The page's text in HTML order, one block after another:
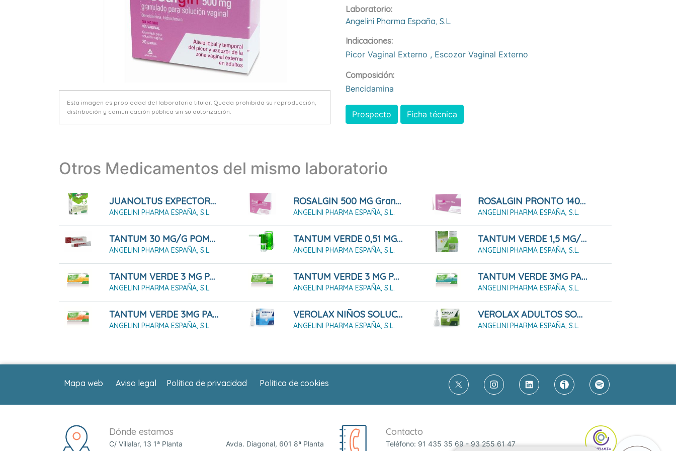
Esta imagen es propiedad del laboratorio titular. Queda prohibida su reproducción,
distribución y comunicación pública sin su autorización.
Laboratorio:
Angelini Pharma España, S.l.
Indicaciones:
Picor Vaginal Externo , Escozor Vaginal Externo
Composición:
Bencidamina
Prospecto Ficha técnica
Otros Medicamentos del mismo laboratorio
JUANOLTUS EXPECTORANTE JARABE, 100 ML
ANGELINI PHARMA ESPAÑA, S.L.
ROSALGIN 500 MG Granulado Para Solución Vaginal 10 SOBRES
ANGELINI PHARMA ESPAÑA, S.L.
ROSALGIN PRONTO 140 MG SOLUCIÓN VAGINAL 5 ENVASES UNIDOSIS DE 140 ML
ANGELINI PHARMA ESPAÑA, S.L.
TANTUM 30 MG/G POMADA 50 G
ANGELINI PHARMA ESPAÑA, S.L.
TANTUM VERDE 0,51 MG/PULSACIÓN SOLUCIÓN PARA PULVERIZACIÓN BUCAL
ANGELINI PHARMA ESPAÑA, S.L.
TANTUM VERDE 1,5 MG/ML SOLUCIÓN PARA ENJUAGE BUCAL Y GARGARISMOS, FRASCO DE 240 ML
ANGELINI PHARMA ESPAÑA, S.L.
TANTUM VERDE 3 MG PASTILLAS PARA CHUPAR SABOR LIMON, 20 PASTILLAS
ANGELINI PHARMA ESPAÑA, S.L.
TANTUM VERDE 3 MG PASTILLAS PARA CHUPAR SABOR MENTA , 20 PASTILLAS
ANGELINI PHARMA ESPAÑA, S.L.
TANTUM VERDE 3MG PASTILLAS PARA CHUPAR SABOR EUCALIPTO 20 PASTILLAS
ANGELINI PHARMA ESPAÑA, S.L.
TANTUM VERDE 3MG PASTILLAS PARA CHUPAR SABOR NARANJA-MIEL 20 PASTILLAS
ANGELINI PHARMA ESPAÑA, S.L.
VEROLAX NIÑOS SOLUCIÓN RECTAL, 6 ENEMAS 2.5 ML
ANGELINI PHARMA ESPAÑA, S.L.
VEROLAX ADULTOS SOLUCIÓN RECTAL, 6 ENEMAS 7.5 ML
ANGELINI PHARMA ESPAÑA, S.L.
Mapa web Aviso legal Política de privacidad Política de cookies
Dónde estamos
C/ Villalar, 13 1ª Planta
Avda. Diagonal, 601 8ª Planta
Contacto
Teléfono: 91 435 35 69-93 255 61 47